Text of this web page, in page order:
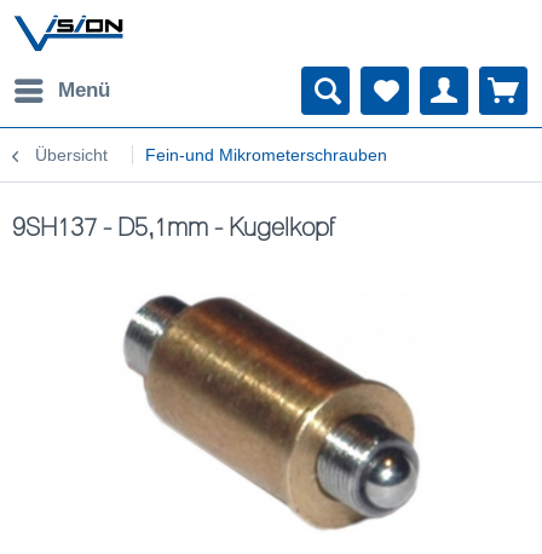
Menü
Übersicht Fein-und Mikrometerschrauben
9SH137 - D5,1mm - Kugelkopf